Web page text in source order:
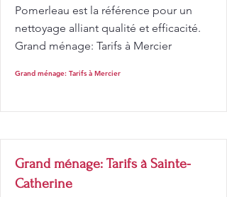
Pomerleau est la référence pour un
nettoyage alliant qualité et efficacité.
Grand ménage: Tarifs à Mercier
Grand ménage: Tarifs à Mercier
Grand ménage: Tarifs à Sainte-
Catherine